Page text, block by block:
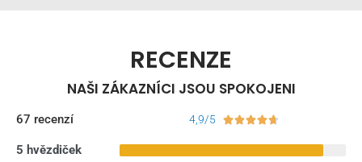
RECENZE
NAŠI ZÁKAZNÍCI JSOU SPOKOJENI
67 recenzí 4,9/5 
5 hvězdiček